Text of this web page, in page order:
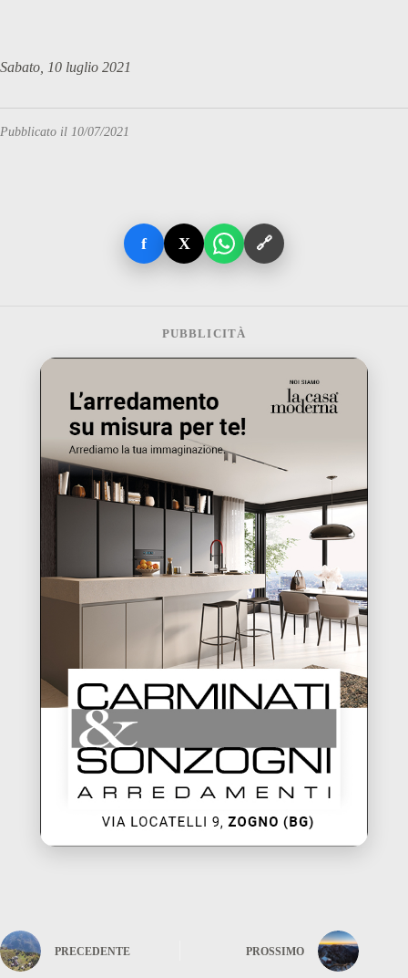
Sabato, 10 luglio 2021
Pubblicato il 10/07/2021
f X 🔗
PUBBLICITÀ
PRECEDENTE PROSSIMO